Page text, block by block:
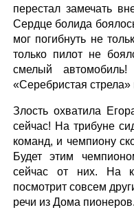
перестал замечать
Сердце болида
мог погибнуть не
только пилот не
смелый
«Серебристая стрела»
Злость охватила
сейчас! На трибуне
команд, и чемпиону
Будет этим
сейчас от них. На
посмотрит совсем
речи из Дома